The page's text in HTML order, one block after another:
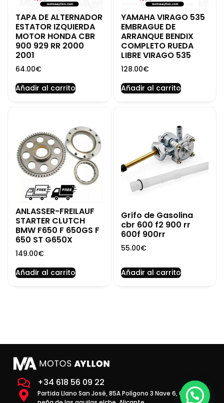
TAPA DE ALTERNADOR
ESTATOR IZQUIERDA
MOTOR HONDA CBR
900 929 RR 2000
2001
64.00€
Añadir al carrito
YAMAHA VIRAGO 535
EMBRAGUE DE
ARRANQUE BENDIX
COMPLETO RUEDA
LIBRE VIRAGO 535
128.00€
Añadir al carrito
ANLASSER-FREILAUF
STARTER CLUTCH
BMW F650 F 650GS F
650 ST G650X
149.00€
Añadir al carrito
Grifo de Gasolina
cbr 600 f2 900 rr
600f 900rr
55.00€
Añadir al carrito
+34 618 56 09 22
Partida Llano San José, 85A Polígono 3 Nave 6, 03293 la